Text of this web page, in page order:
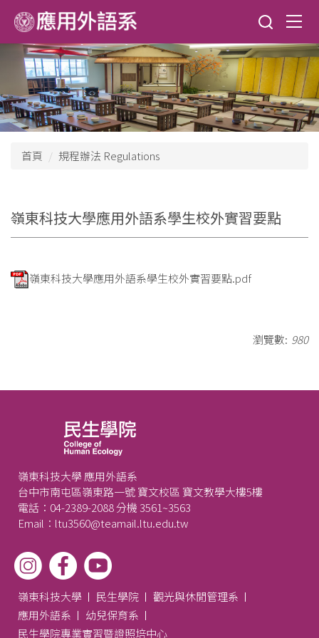
到
主
區
首頁 規程辦法 Regulations
嶺東科技大學應用外語系學生校外實習要點
嶺東科技大學應用外語系學生校外實習要點.pdf
瀏覽數: 980
嶺東科技大學 應用外語系
台中市南屯區嶺東路一號 寶文校區 寶文教學大樓5樓
電話：04-2389-2088 分機 3561~3563
Email：ltu3560@teamail.ltu.edu.tw
嶺東科技大學 民生學院
觀光與休閒管理系
應用外語系
幼兒保育系
民生學院專業實習暨證照培中心